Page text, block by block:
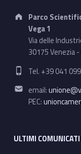
Address:
Parco
Vega 1
Via delle
30175 Venezia -
Phone number:
Tel. +39 041
Email address:
email:
PEC:
ULTIMI